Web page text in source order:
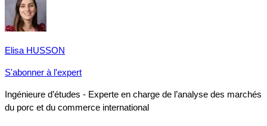
Elisa HUSSON
S'abonner à l'expert
Ingénieure d’études - Experte en charge de l’analyse des marchés
du porc et du commerce international